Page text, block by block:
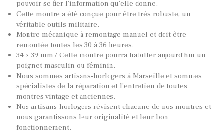
pouvoir se fier l’information qu’elle donne.
Cette montre a été conçue pour être très robuste, un
véritable outils militaire.
Montre mécanique à remontage manuel et doit être
remontée toutes les 30 à 36 heures.
34 x 39 mm / Cette montre pourra habiller aujourd’hui un
poignet masculin ou féminin.
Nous sommes artisans-horlogers à Marseille et sommes
spécialistes de la réparation et l’entretien de toutes
montres vintage et anciennes.
Nos artisans-horlogers révisent chacune de nos montres et
nous garantissons leur originalité et leur bon
fonctionnement.